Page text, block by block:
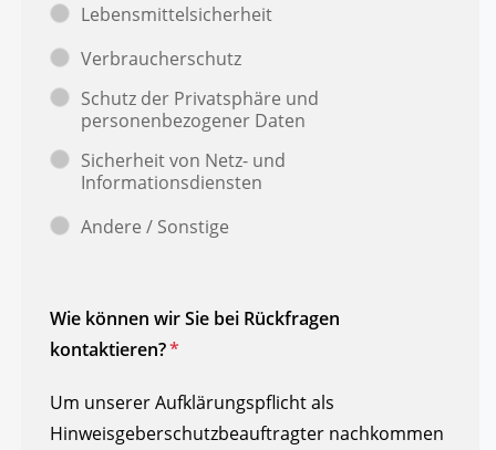
Lebensmittelsicherheit
Verbraucherschutz
Schutz der Privatsphäre und
personenbezogener Daten
Sicherheit von Netz- und
Informationsdiensten
Andere / Sonstige
Wie können wir Sie bei Rückfragen
kontaktieren?*
Um unserer Aufklärungspflicht als
Hinweisgeberschutzbeauftragter nachkommen